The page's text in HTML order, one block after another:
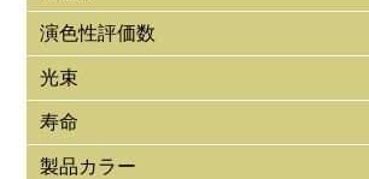
演色性評価数
光束
寿命
製品カラー